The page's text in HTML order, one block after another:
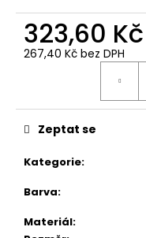
323,60 Kč
267,40 Kč bez DPH
Kategorie:
Barva:
Materiál:
Zeptat se
50X90
113,50